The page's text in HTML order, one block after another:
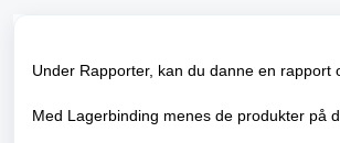
Under Rapporter, kan du danne en rapport
Med Lagerbinding menes de produkter på